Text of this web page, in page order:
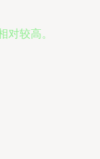
对较高。